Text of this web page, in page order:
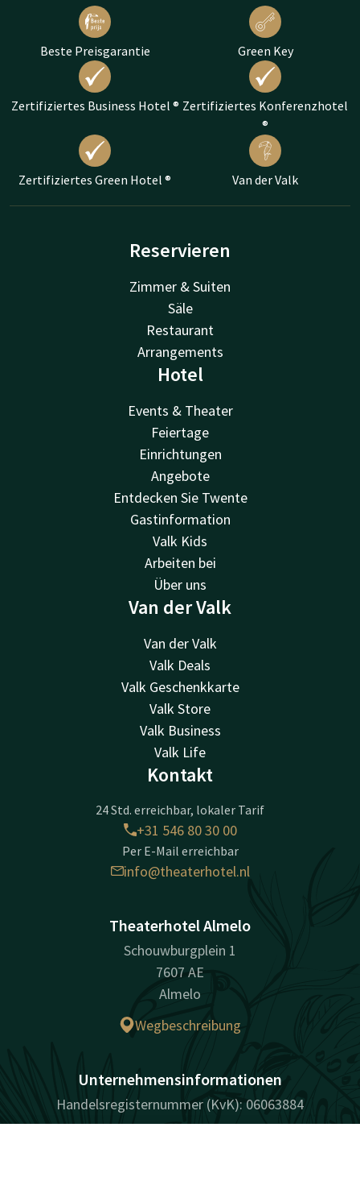
Beste Preisgarantie Green Key
Zertifiziertes Business Hotel ® Zertifiziertes Konferenzhotel
®
Zertifiziertes Green Hotel ® Van der Valk
Reservieren
Zimmer & Suiten
Säle
Restaurant
Arrangements
Hotel
Events & Theater
Feiertage
Einrichtungen
Angebote
Entdecken Sie Twente
Gastinformation
Valk Kids
Arbeiten bei
Über uns
Van der Valk
Van der Valk
Valk Deals
Valk Geschenkkarte
Valk Store
Valk Business
Valk Life
Kontakt
24 Std. erreichbar, lokaler Tarif
+31 546 80 30 00
Per E-Mail erreichbar
info@theaterhotel.nl
Theaterhotel Almelo
Schouwburgplein 1
7607 AE
Almelo
Wegbeschreibung
Unternehmensinformationen
Handelsregisternummer (KvK): 06063884